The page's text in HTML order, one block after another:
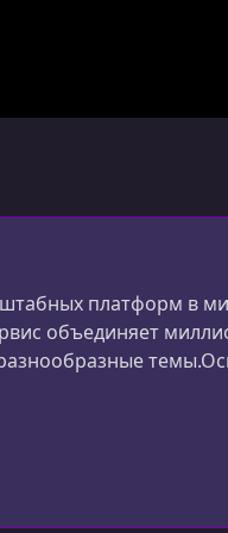
платформ в
объединяет
до маркетинга,
специалистами из